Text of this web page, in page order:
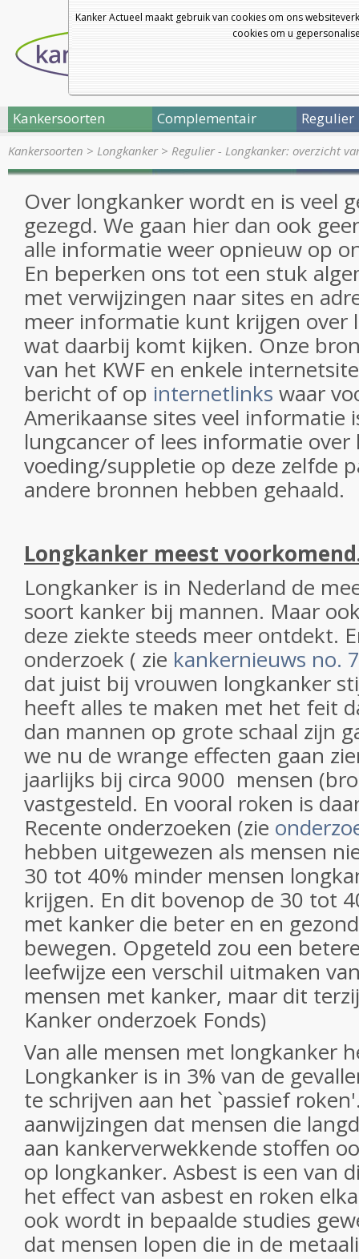
Kanker Actueel maakt gebruik van cookies om ons
cookies om u
Kankersoorten Complementair Regulier
Kankersoorten > Longkanker> Regulier - Longkanker: overzicht
Over longkanker wordt en is veel
gezegd. We gaan hier dan ook
alle informatie weer opnieuw op
En beperken ons tot een stuk
met verwijzingen naar sites en
meer informatie kunt krijgen over
wat daarbij komt kijken. Onze
van het KWF en enkele
bericht of op internetlinks waar
Amerikaanse sites veel informatie
lungcancer of lees informatie
voeding/suppletie op deze zelfde
andere bronnen hebben gehaald.
Longkanker meest
Longkanker is in Nederland de
soort kanker bij mannen. Maar
deze ziekte steeds meer ontdekt.
onderzoek ( zie kankernieuws no.
dat juist bij vrouwen longkanker
heeft alles te maken met het feit
dan mannen op grote schaal zijn
we nu de wrange effecten gaan
jaarlijks bij circa 9000 mensen
vastgesteld. En vooral roken is
Recente onderzoeken (zie
hebben uitgewezen als mensen
30 tot 40% minder mensen
krijgen. En dit bovenop de 30 tot
met kanker die beter en en
bewegen. Opgeteld zou een
leefwijze een verschil uitmaken
mensen met kanker, maar dit
Kanker onderzoek Fonds)
Van alle mensen met longkanker
Longkanker is in 3% van de
te schrijven aan het `passief
aanwijzingen dat mensen die
aan kankerverwekkende stoffen
op longkanker. Asbest is een van
het effect van asbest en roken
ook wordt in bepaalde studies
dat mensen lopen die in de